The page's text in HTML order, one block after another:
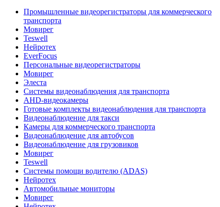
Промышленные видеорегистраторы для коммерческого
транспорта
Мовирег
Teswell
Нейротех
EverFocus
Персональные видеорегистраторы
Мовирег
Элеста
Системы видеонаблюдения для транспорта
AHD-видеокамеры
Готовые комплекты видеонаблюдения для транспорта
Видеонаблюдение для такси
Камеры для коммерческого транспорта
Видеонаблюдение для автобусов
Видеонаблюдение для грузовиков
Мовирег
Teswell
Системы помощи водителю (ADAS)
Нейротех
Автомобильные мониторы
Мовирег